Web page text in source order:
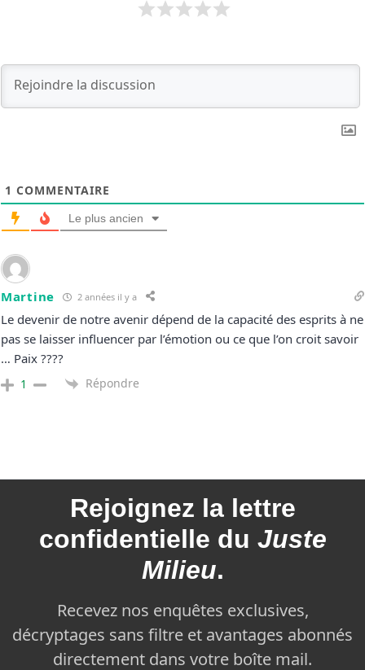
1 COMMENTAIRE
Le plus ancien
Martine 2 années il y a
Le devenir de notre avenir dépend de la capacité des esprits à ne
pas se laisser influencer par l’émotion ou ce que l’on croit savoir
… Paix ????
1 Répondre
Rejoignez la lettre
confidentielle du Juste
Milieu.
Recevez nos enquêtes exclusives,
décryptages sans filtre et avantages abonnés
directement dans votre boîte mail.